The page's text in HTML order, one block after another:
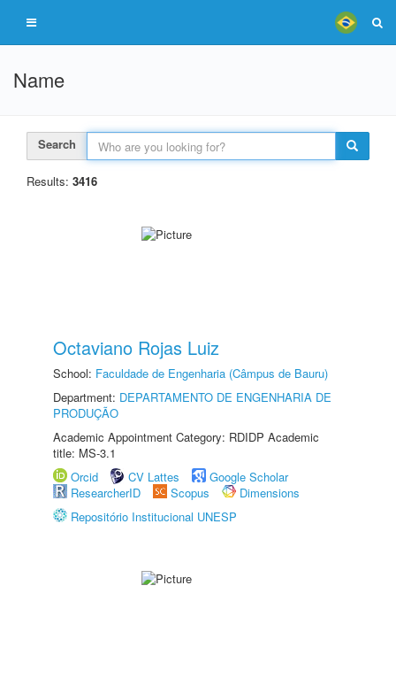
Name
Search
Results: 3416
Octaviano Rojas Luiz
School: Faculdade de Engenharia (Câmpus de Bauru)
Department: DEPARTAMENTO DE ENGENHARIA DE
PRODUÇÃO
Academic Appointment Category: RDIDP Academic
title: MS-3.1
Orcid
CV Lattes
Google Scholar
ResearcherID
Scopus
Dimensions
Repositório Institucional UNESP